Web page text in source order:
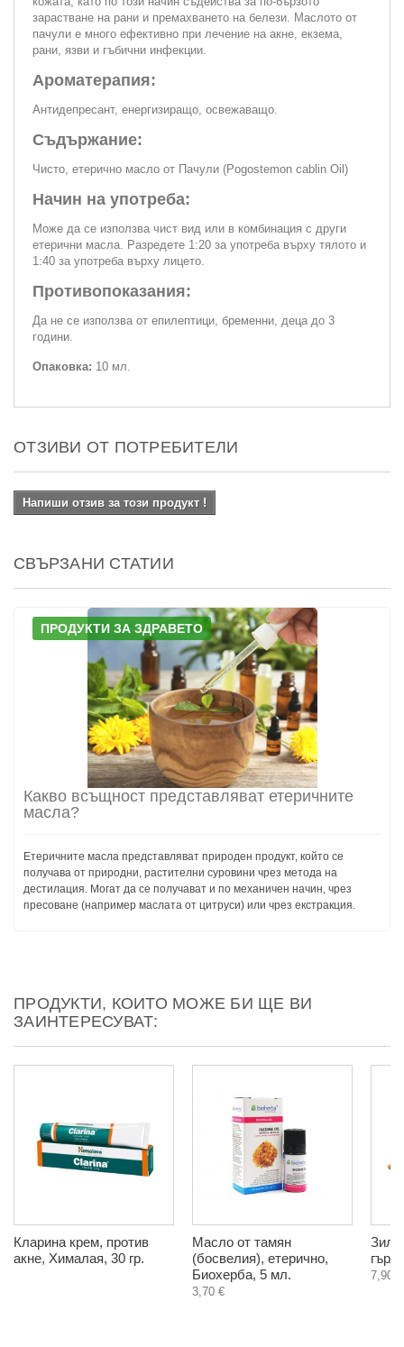
зарастване на рани и премахването на белези. Маслото от
пачули е много ефективно при лечение на акне, екзема,
рани, язви и гъбични инфекции.
Ароматерапия:
Антидепресант, енергизиращо, освежаващо.
Съдържание:
Чисто, етерично масло от Пачули (Pogostemon cablin Oil)
Начин на употреба:
Може да се използва чист вид или в комбинация с други
етерични масла. Разредете 1:20 за употреба върху тялото и
1:40 за употреба върху лицето.
Противопоказания:
Да не се използва от епилептици, бременни, деца до 3
години.
Опаковка: 10 мл.
ОТЗИВИ ОТ ПОТРЕБИТЕЛИ
Напиши отзив за този продукт !
СВЪРЗАНИ СТАТИИ
ПРОДУКТИ ЗА ЗДРАВЕТО
Какво всъщност представляват етеричните
масла?
Етеричните масла представляват природен продукт, който се
получава от природни, растителни суровини чрез метода на
дестилация. Могат да се получават и по механичен начин, чрез
пресоване (например маслата от цитруси) или чрез екстракция.
ПРОДУКТИ, КОИТО МОЖЕ БИ ЩЕ ВИ
ЗАИНТЕРЕСУВАТ:
Кларина крем, против
акне, Хималая, 30 гр.
Масло от тамян
(босвелия), етерично,
Биохерба, 5 мл.
3,70 €
Зил
7,90 €